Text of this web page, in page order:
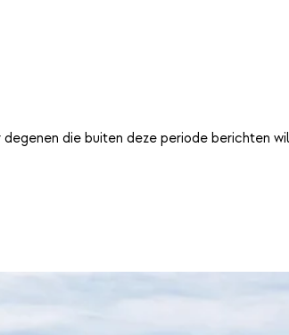
die buiten deze periode berichten